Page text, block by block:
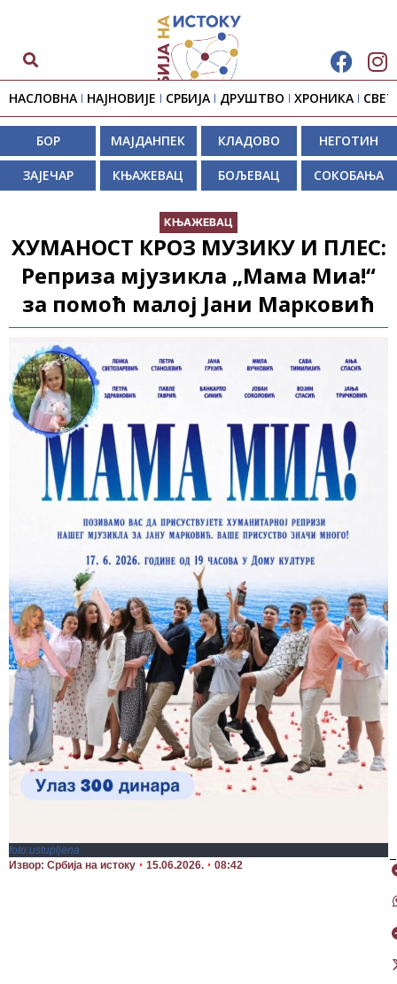
НАСЛОВНА НАЈНОВИЈЕ СРБИЈА ДРУШТВО ХРОНИКА СВЕТ
БОР МАЈДАНПЕК КЛАДОВО НЕГОТИН
ЗАЈЕЧАР КЊАЖЕВАЦ БОЉЕВАЦ СОКОБАЊА
КЊАЖЕВАЦ
ХУМАНОСТ КРОЗ МУЗИКУ И ПЛЕС:
Реприза мјузикла „Мама Миа!“
за помоћ малој Јани Марковић
foto:ustupljena
Извор: Србија на истоку
15.06.2026. 08:42